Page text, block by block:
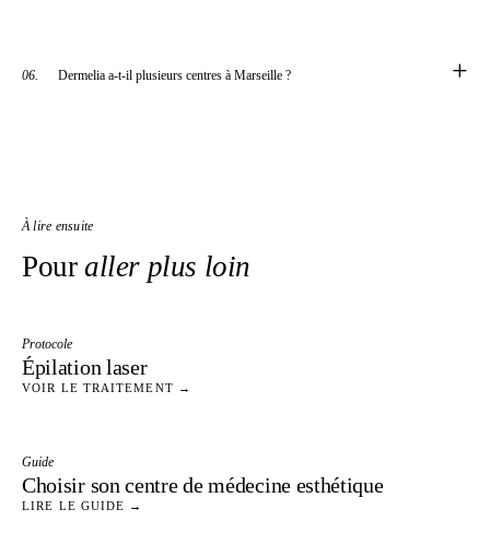
06. Dermelia a-t-il plusieurs centres à Marseille ? +
À lire ensuite
Pour aller plus loin
Protocole
Épilation laser
VOIR LE TRAITEMENT →
Guide
Choisir son centre de médecine esthétique
LIRE LE GUIDE →